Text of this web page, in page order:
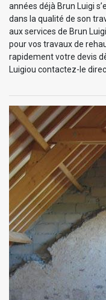
années déjà Brun Luigi
dans la qualité de son
aux services de Brun
pour vos travaux de
rapidement votre devis
Luigiou contactez-le